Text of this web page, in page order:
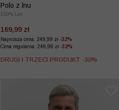
Polo z lnu
100% Len
169,99 zł
Najniższa cena: 249,99 zł -32%
Cena regularna: 249,99 zł -32%
DRUGI I TRZECI PRODUKT -30%